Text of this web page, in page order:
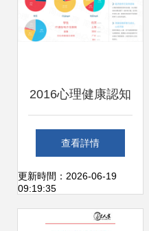
2016心理健康認知
度與心理咨詢行業
調查報告
查看詳情
更新時間：2026-06-19
09:19:35